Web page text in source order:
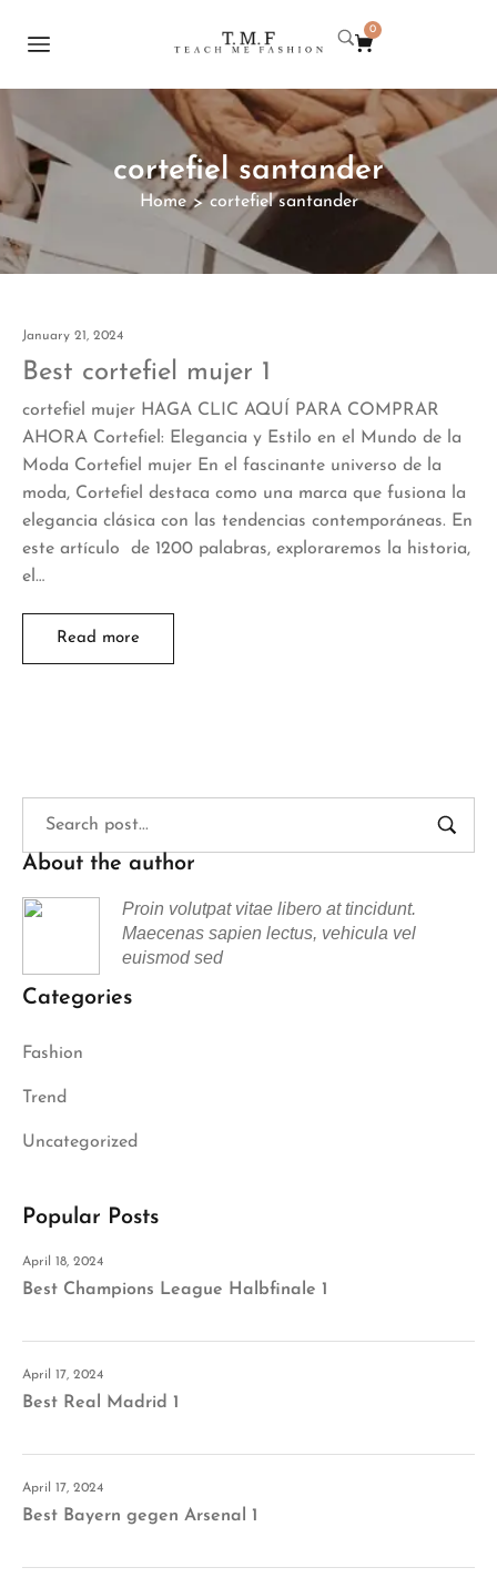
0
cortefiel santander
Home > cortefiel santander
January 21, 2024
Best cortefiel mujer 1
cortefiel mujer HAGA CLIC AQUÍ PARA COMPRAR
AHORA Cortefiel: Elegancia y Estilo en el Mundo de la
Moda Cortefiel mujer En el fascinante universo de la
moda, Cortefiel destaca como una marca que fusiona la
elegancia clásica con las tendencias contemporáneas. En
este artículo de 1200 palabras, exploraremos la historia,
el…
Read more
About the author
Proin volutpat vitae libero at tincidunt.
Maecenas sapien lectus, vehicula vel
euismod sed
Categories
Fashion
Trend
Uncategorized
Popular Posts
April 18, 2024
Best Champions League Halbfinale 1
April 17, 2024
Best Real Madrid 1
April 17, 2024
Best Bayern gegen Arsenal 1